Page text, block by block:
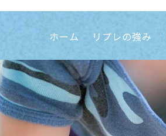
ホーム リプレの強み